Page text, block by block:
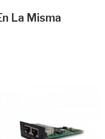
La Misma